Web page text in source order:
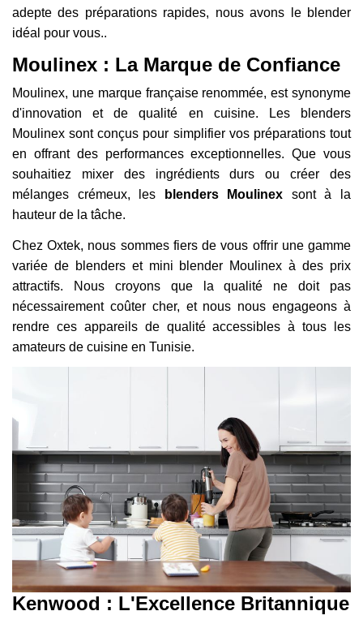
adepte des préparations rapides, nous avons le blender
idéal pour vous..
Moulinex : La Marque de Confiance
Moulinex, une marque française renommée, est synonyme
d'innovation et de qualité en cuisine. Les blenders
Moulinex sont conçus pour simplifier vos préparations tout
en offrant des performances exceptionnelles. Que vous
souhaitiez mixer des ingrédients durs ou créer des
mélanges crémeux, les
blenders Moulinex sont à la
hauteur de la tâche.
Chez Oxtek, nous sommes fiers de vous offrir une gamme
variée de blenders et mini blender Moulinex à des prix
attractifs. Nous croyons que la qualité ne doit pas
nécessairement coûter cher, et nous nous engageons à
rendre ces appareils de qualité accessibles à tous les
amateurs de cuisine en Tunisie.
Kenwood : L'Excellence Britannique